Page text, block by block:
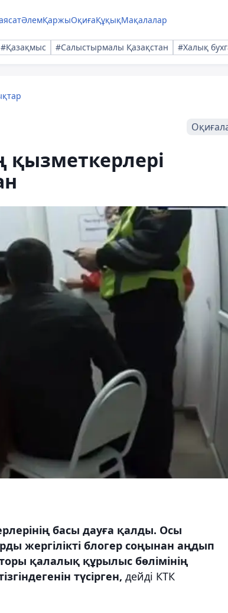
ӘлемҚаржыОқиғаҚұқықМақалалар
#Қазақмыс #Салыстырмалы Қазақстан #Халық
қызметкерлері
басы дауға қалды. Осы
жергілікті блогер соңынан аңдып
қалалық құрылыс бөлімінің
түсірген, дейді КТК